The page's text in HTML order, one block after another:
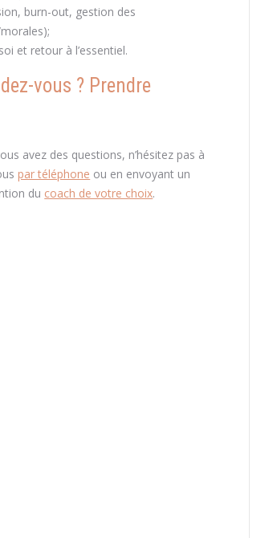
burn-out, gestion des
et retour à l’essentiel.
vous ? Prendre
avez des questions, n’hésitez pas à
par téléphone ou en envoyant un
du coach de votre choix.